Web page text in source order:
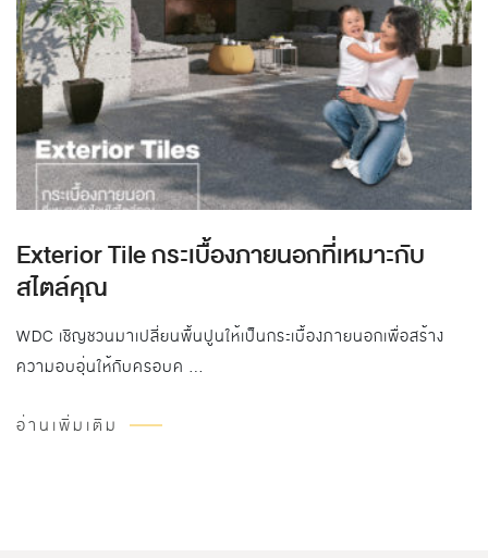
Exterior Tile กระเบื้องภายนอกที่เหมาะกับ
สไตล์คุณ
WDC เชิญชวนมาเปลี่ยนพื้นปูนให้เป็นกระเบื้องภายนอกเพื่อสร้าง
ความอบอุ่นให้กับครอบค …
อ่านเพิ่มเติม